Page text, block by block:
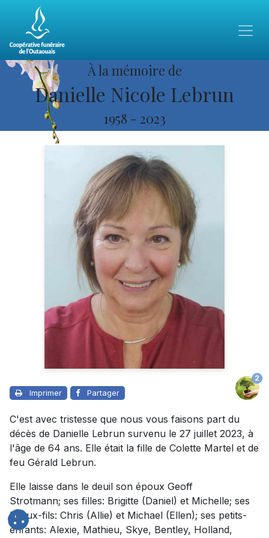
À la mémoire de
Danielle Nicole Lebrun
1958 - 2023
Imprimer Partager
2
C'est avec tristesse que nous vous faisons part du
décès de Danielle Lebrun survenu le 27 juillet 2023, à
l'âge de 64 ans. Elle était la fille de Colette Martel et de
feu Gérald Lebrun.
Elle laisse dans le deuil son époux Geoff
Strotmann; ses filles: Brigitte (Daniel) et Michelle; ses
beaux-fils: Chris (Allie) et Michael (Ellen); ses petits-
enfants: Alexie, Mathieu, Skye, Bentley, Holland,